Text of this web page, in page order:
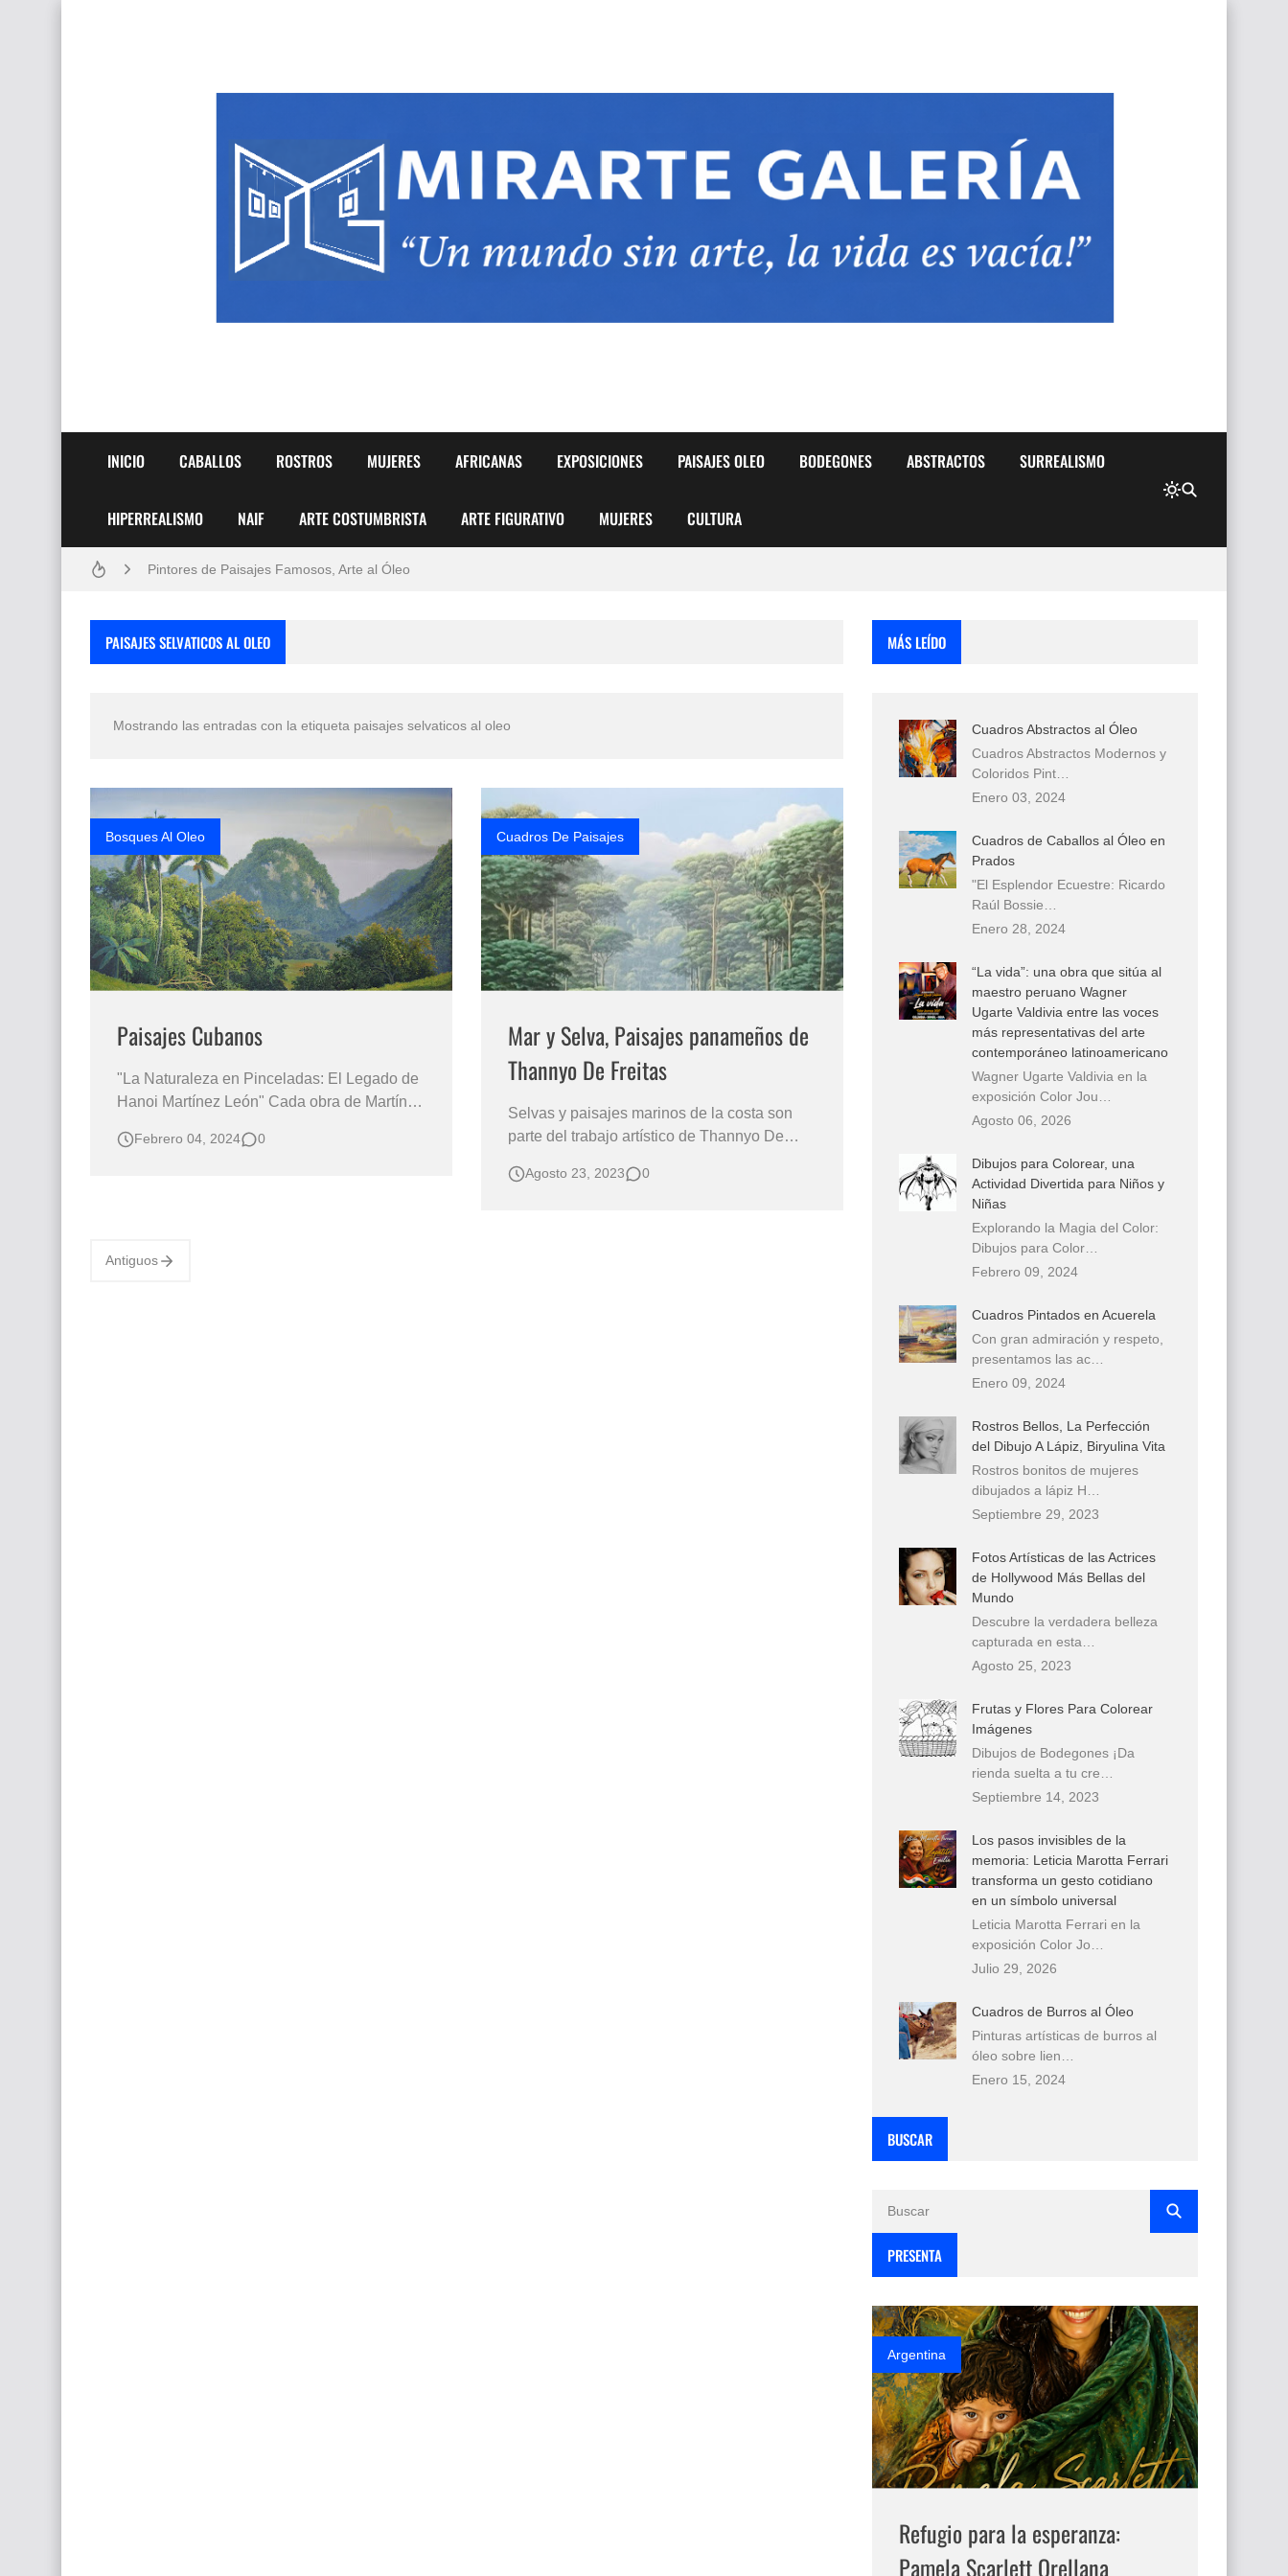
INICIO CABALLOS ROSTROS MUJERES AFRICANAS EXPOSICIONES PAISAJES OLEO BODEGONES ABSTRACTOS SURREALISMO
HIPERREALISMO NAIF ARTE COSTUMBRISTA ARTE FIGURATIVO MUJERES CULTURA
Frutas y Flores Para Colorear Imágenes
Pintores de Paisajes Famosos, Arte al Óleo
Rostros Bellos, La Perfección del Dibujo A Lápiz, Biryulina Vita
Fotos Artísticas de las Actrices de Hollywood Más Bellas del Mundo
Que significan los cuadros de negras africanas?
El mundo del arte en pintura surrealista
PAISAJES SELVATICOS AL OLEO
Mostrando las entradas con la etiqueta paisajes selvaticos al oleo
Bosques Al Oleo
Paisajes Cubanos
"La Naturaleza en Pinceladas: El Legado de
Hanoi Martínez León" Cada obra de Martínez
riqueza visual de la isla, donde su habilidad
Febrero 04, 2024 0
Cuadros De Paisajes
Mar y Selva, Paisajes panameños de
Thannyo De Freitas
Selvas y paisajes marinos de la costa son
parte del trabajo artístico de Thannyo De
la provincia de Colón, y radicado en la
Agosto 23, 2023 0
Antiguos
MÁS LEÍDO
Cuadros Abstractos al Óleo
Cuadros Abstractos Modernos y
Coloridos Pint…
Enero 03, 2024
Cuadros de Caballos al Óleo en
Prados
"El Esplendor Ecuestre: Ricardo
Raúl Bossie…
Enero 28, 2024
“La vida”: una obra que sitúa al
maestro peruano Wagner
Ugarte Valdivia entre las voces
más representativas del arte
contemporáneo latinoamericano
Wagner Ugarte Valdivia en la
exposición Color Jou…
Agosto 06, 2026
Dibujos para Colorear, una
Actividad Divertida para Niños y
Niñas
Explorando la Magia del Color:
Dibujos para Color…
Febrero 09, 2024
Cuadros Pintados en Acuerela
Con gran admiración y respeto,
presentamos las ac…
Enero 09, 2024
Rostros Bellos, La Perfección
del Dibujo A Lápiz, Biryulina Vita
Rostros bonitos de mujeres
dibujados a lápiz H…
Septiembre 29, 2023
Fotos Artísticas de las Actrices
de Hollywood Más Bellas del
Mundo
Descubre la verdadera belleza
capturada en esta…
Agosto 25, 2023
Frutas y Flores Para Colorear
Imágenes
Dibujos de Bodegones ¡Da
rienda suelta a tu cre…
Septiembre 14, 2023
Los pasos invisibles de la
memoria: Leticia Marotta Ferrari
transforma un gesto cotidiano
en un símbolo universal
Leticia Marotta Ferrari en la
exposición Color Jo…
Julio 29, 2026
Cuadros de Burros al Óleo
Pinturas artísticas de burros al
óleo sobre lien…
Enero 15, 2024
BUSCAR
PRESENTA
Argentina
Refugio para la esperanza:
Pamela Scarlett Orellana